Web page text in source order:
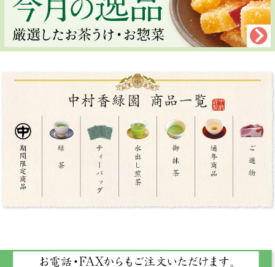
2026年03月16日 新商品アップいたしました!
謝恩蔵払いセール、今月の逸品、春の厳選茶器をアップいたしましたので、ぜひお
試しください。
プレゼントの『梅花中鉢』と『ミレービスケット』は大変ご好評の為、終了いたし
申し訳ございませんが、次回お便り掲載のプレゼント『花むすび中鉢』か『ふんわ
りまんじゅう』となります。
ご了承ください。
2026年02月16日 新商品アップいたしました!
新商品のお菓子「慈の雨桜」や、春のお得な特撰セット、今月の逸品、春の厳選茶
器をアップいたしましたので、ぜひお試しください。
2026年01月16日 商品アップいたしました!
で、ぜひお試しください。
年末年始は大変混み合いますので、ご注文はお早めにお願いいたします。